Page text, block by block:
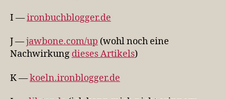
I —ironbuchblogger.de
J —jawbone.com/up (wohl noch eine
Nachwirkung dieses Artikels)
K —koeln.ironblogger.de